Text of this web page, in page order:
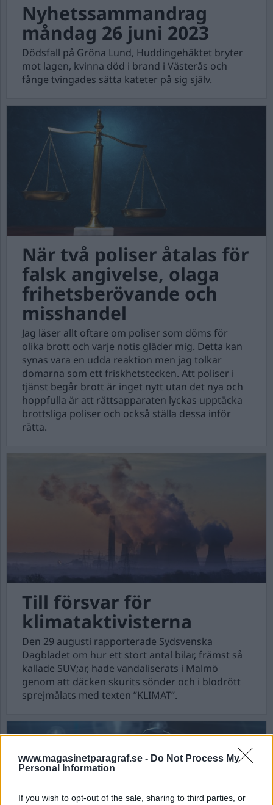
www.magasinetparagraf.se - Do Not Process My
Personal Information
If you wish to opt-out of the sale, sharing to third parties, or
Nyhetssammandrag
måndag 26 juni 2023
Dödsfall på Gröna Lund, Huddingehäktet bryter
mot lagen, kvinna död i brand i Västerås och
fånge tvingades sätta kateter på sig själv.
När två poliser åtalas för
falsk angivelse, olaga
frihetsberövande och
misshandel
Jag läser allt oftare om poliser som döms för
olika brott och varje notis gläder mig. Detta kan
synas vara en udda reaktion men jag tolkar
domarna som ett friskhetstecken. Att poliser i
tjänst begår brott är inget nytt utan det nya och
hoppfulla är att rättsapparaten lyckas upptäcka
brottsliga poliser och också ställa dessa inför
rätta.
Till försvar för
klimataktivisterna
Den 29 augusti rapporterade Sydsvenska
Dagbladet om hur ett stort antal bilar, främst så
kallade SUV;ar, hade vandaliserats i Malmö
genom att däcken skurits sönder och i blodrött
sprejmålats med texten ”KLIMAT”.